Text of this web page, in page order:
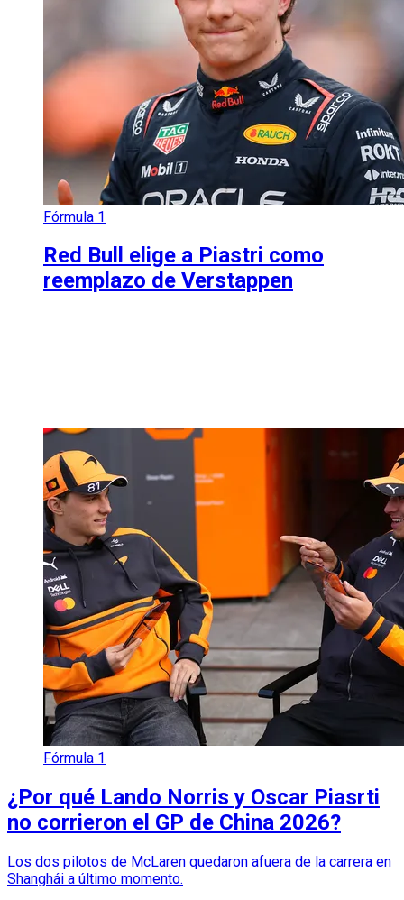
Fórmula 1
Red Bull elige a Piastri como
reemplazo de Verstappen
Fórmula 1
¿Por qué Lando Norris y Oscar Piasrti
no corrieron el GP de China 2026?
Los dos pilotos de McLaren quedaron afuera de la carrera en
Shanghái a último momento.